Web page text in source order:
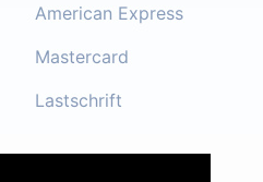
American Express
Mastercard
Lastschrift